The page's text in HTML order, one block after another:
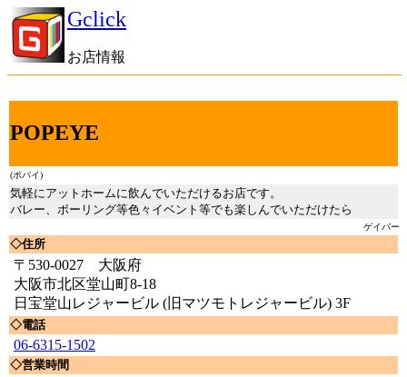
Gclick
お店情報
POPEYE
(ポパイ)
気軽にアットホームに飲んでいただけるお店です。
バレー、ボーリング等色々イベント等でも楽しんでいただけたら
ゲイバー
◇住所
〒530-0027 大阪府
大阪市北区堂山町8-18
日宝堂山レジャービル (旧マツモトレジャービル) 3F
◇電話
06-6315-1502
◇営業時間